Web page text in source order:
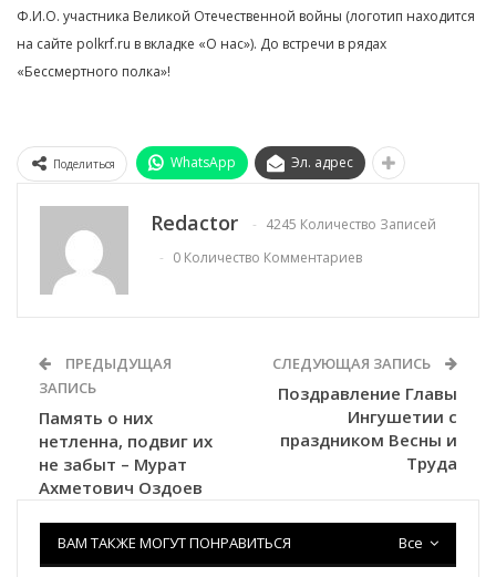
Ф.И.О. участника Великой Отечественной войны (логотип находится
на сайте polkrf.ru в вкладке «О нас»). До встречи в рядах
«Бессмертного полка»!
Поделиться WhatsApp Эл. адрес
Redactor
4245 Количество Записей
0 Количество Комментариев
ПРЕДЫДУЩАЯ
ЗАПИСЬ
Память о них
нетленна, подвиг их
не забыт – Мурат
Ахметович Оздоев
СЛЕДУЮЩАЯ ЗАПИСЬ
Поздравление Главы
Ингушетии с
праздником Весны и
Труда
Все
ВАМ ТАКЖЕ МОГУТ ПОНРАВИТЬСЯ